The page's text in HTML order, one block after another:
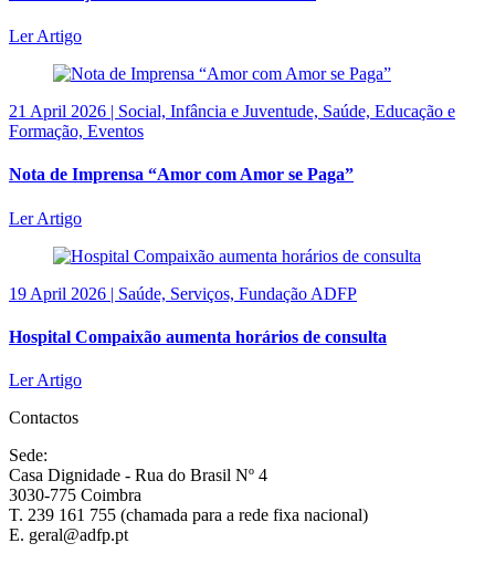
Ler Artigo
21 April 2026 | Social, Infância e Juventude, Saúde, Educação e
Formação, Eventos
Nota de Imprensa “Amor com Amor se Paga”
Ler Artigo
19 April 2026 | Saúde, Serviços, Fundação ADFP
Hospital Compaixão aumenta horários de consulta
Ler Artigo
Contactos
Sede:
Casa Dignidade - Rua do Brasil Nº 4
3030-775 Coimbra
T. 239 161 755 (chamada para a rede fixa nacional)
E. geral@adfp.pt